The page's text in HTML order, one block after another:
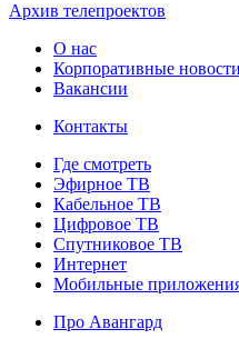
Архив телепроектов
О нас
Корпоративные новости
Вакансии
Контакты
Где смотреть
Эфирное ТВ
Кабельное ТВ
Цифровое ТВ
Спутниковое ТВ
Интернет
Мобильные
Про Авангард